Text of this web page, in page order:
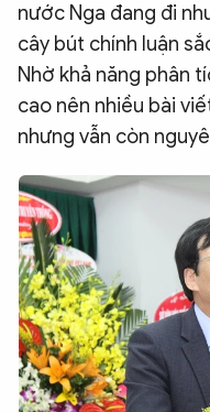
nước Nga đang đi
cây bút chính luận
Nhờ khả năng phân
cao nên nhiều bài
nhưng vẫn còn